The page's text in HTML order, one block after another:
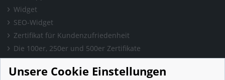
Widget
SEO-Widget
Zertifikat für Kundenzufriedenheit
Die 100er, 250er und 500er Zertifikate
Presse & Wissen
Presse und Informationen
Unsere Cookie Einstellungen